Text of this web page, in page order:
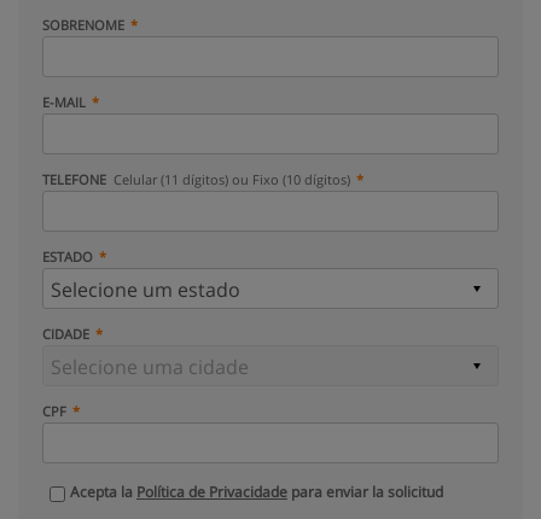
SOBRENOME
E-MAIL
TELEFONE Celular (11 dígitos) ou Fixo (10 dígitos)
ESTADO
CIDADE
CPF
Acepta la Política de Privacidade para enviar la solicitud